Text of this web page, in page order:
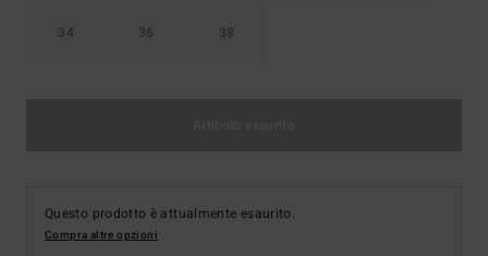
34 36 38
Questo prodotto è attualmente esaurito.
Compra altre opzioni